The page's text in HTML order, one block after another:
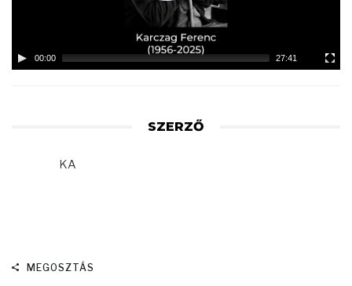
00:00 27:41
SZERZŐ
KA
MEGOSZTÁS